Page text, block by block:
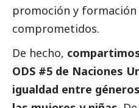
promoción y
comprometidos.
De hecho,
ODS #5 de Naciones
igualdad entre